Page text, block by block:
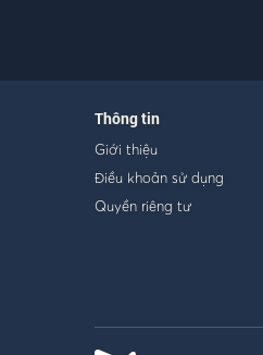
Thông tin
Giới thiệu
Điều khoản sử dụng
Quyền riêng tư